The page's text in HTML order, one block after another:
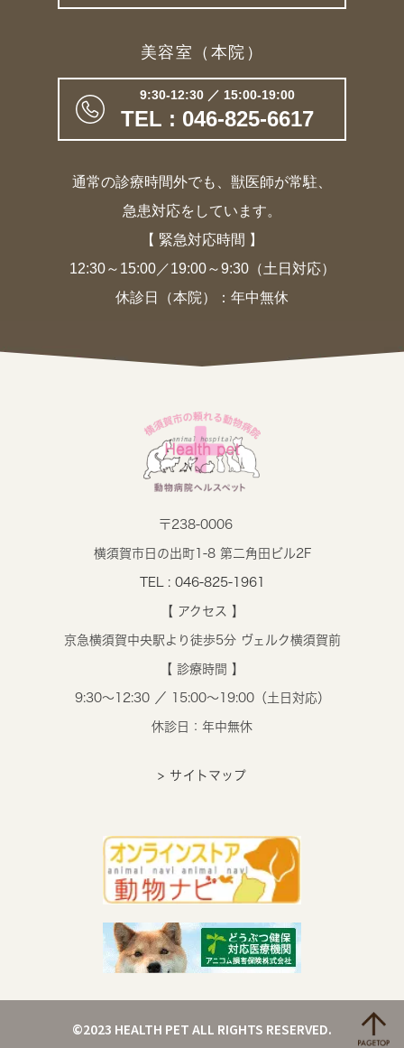
美容室（本院）
9:30-12:30 ／ 15:00-19:00
TEL : 046-825-6617
通常の診療時間外でも、獣医師が常駐、
急患対応をしています。
【 緊急対応時間 】
12:30～15:00／19:00～9:30（土日対応）
休診日（本院）：年中無休
〒238-0006
横須賀市日の出町1-8 第二角田ビル2F
TEL : 046-825-1961
【 アクセス 】
京急横須賀中央駅より徒歩5分 ヴェルク横須賀前
【 診療時間 】
9:30～12:30 ／ 15:00～19:00（土日対応）
休診日：年中無休
> サイトマップ
©2023 HEALTH PET ALL RIGHTS RESERVED.